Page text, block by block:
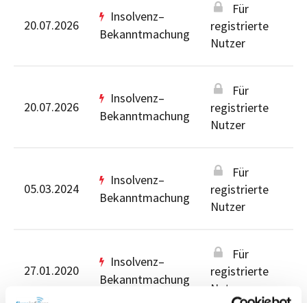
20.07.2026
Insolvenz–
Bekanntmachung
Für
registrierte
Nutzer
20.07.2026
Insolvenz–
Bekanntmachung
Für
registrierte
Nutzer
05.03.2024
Insolvenz–
Bekanntmachung
Für
registrierte
Nutzer
27.01.2020
Insolvenz–
Bekanntmachung
Für
registrierte
Nutzer